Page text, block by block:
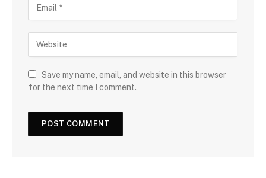
Save my name, email, and website in this browser
for the next time I comment.